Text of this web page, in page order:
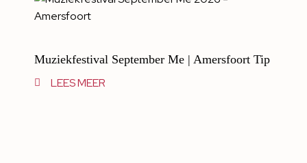
Muziekfestival September Me | Amersfoort Tip
LEES MEER